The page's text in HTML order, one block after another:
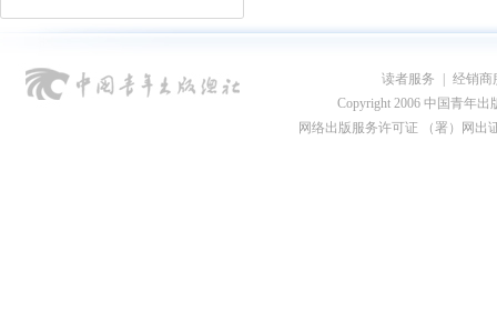
读者服务
经销商
Copyright 2006 中国青年出
网络出版服务许可证 （署）网出